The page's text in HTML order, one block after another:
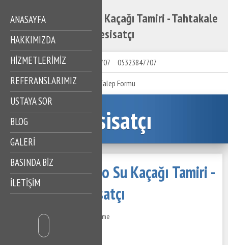
Tahtakale Banyo Su Kaçağı Tamiri - Tahtakale
Tesisatçı
ANASAYFA
HAKKIMIZDA
HIZMETLERIMIZ
REFERANSLARIMIZ
USTAYA SOR
BLOG
GALERİ
BASINDA BİZ
İLETİŞİM
05323847707 05323847707
Talep Formu
Tesisatçı
Tahtakale Banyo Su Kaçağı Tamiri -
Tahtakale Tesisatçı
15 Temmuz 2024 237 Görüntüleme
İçindekiler